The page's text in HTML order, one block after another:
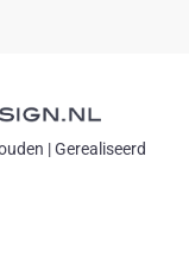
| Gerealiseerd